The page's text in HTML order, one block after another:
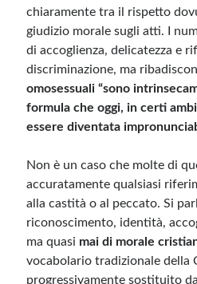
chiaramente tra il rispetto
giudizio morale sugli atti. I
di accoglienza, delicatezza e
discriminazione, ma
omosessuali “sono
formula che oggi, in certi
essere diventata
Non è un caso che molte di
accuratamente qualsiasi
alla castità o al peccato. Si
riconoscimento, identità,
ma quasi mai di morale
vocabolario tradizionale della
progressivamente sostituito